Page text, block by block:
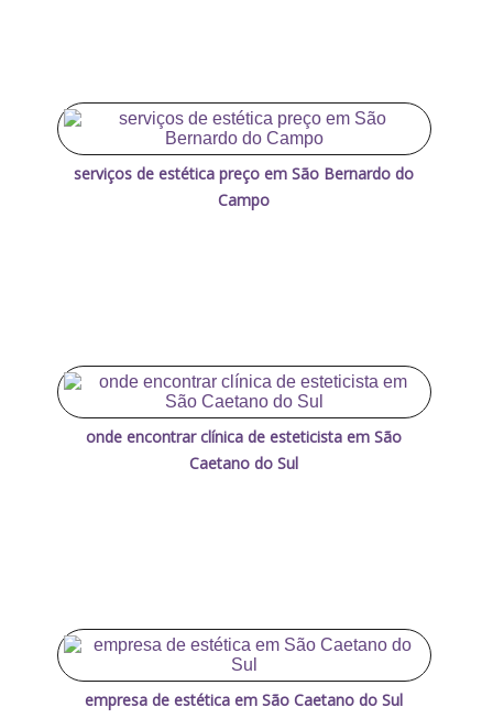
serviços de estética preço em São Bernardo do
Campo
onde encontrar clínica de esteticista em São
Caetano do Sul
empresa de estética em São Caetano do Sul